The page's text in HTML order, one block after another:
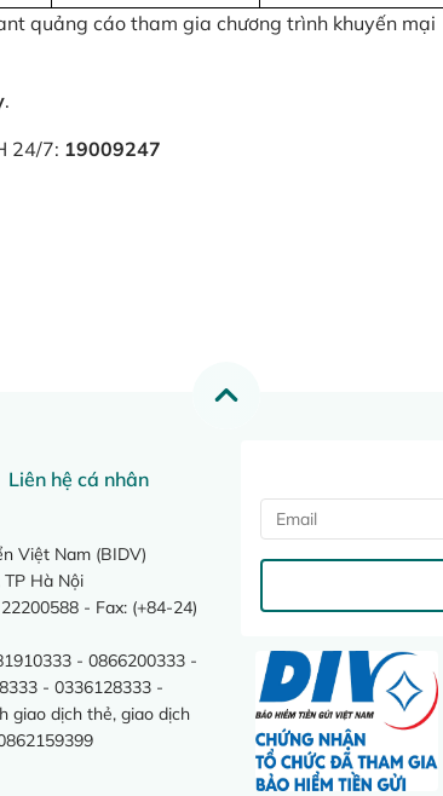
quảng cáo tham gia chương trình khuyến mại
.
24/7: 19009247
Liên hệ cá nhân
Việt Nam (BIDV)
Hà Nội
- Fax: (+84-24)
- 0866200333 -
- 0336128333 -
giao dịch thẻ, giao dịch